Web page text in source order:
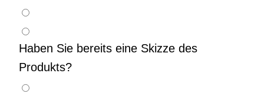
Haben Sie bereits eine Skizze des
Produkts?